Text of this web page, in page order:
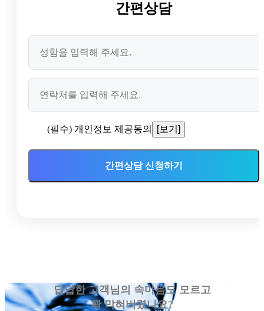
간편상담
(필수) 개인정보 제공동의 [보기]
간편상담 신청하기
답답한 고객님의 속마음도 모르고
꽉 막혀버렸나요?